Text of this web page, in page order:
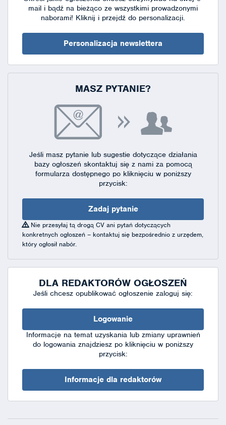
mail i bądź na bieżąco ze wszystkimi prowadzonymi
naborami! Kliknij i przejdź do personalizacji.
Personalizacja newslettera
MASZ PYTANIE?
Jeśli masz pytanie lub sugestie dotyczące działania
bazy ogłoszeń skontaktuj się z nami za pomocą
formularza dostępnegopo kliknięciu w poniższy
przycisk:
Zadaj pytanie
Nie przesyłaj tą drogą CV ani pytań dotyczących
konkretnych ogłoszeń – kontaktuj się bezpośrednio z urzędem,
który ogłosił nabór.
DLA REDAKTORÓW OGŁOSZEŃ
Jeśli chcesz opublikować ogłoszenie zaloguj się:
Logowanie
Informacje na temat uzyskania lub zmiany uprawnień
do logowania znajdziesz po kliknięciu w poniższy
przycisk:
Informacje dla redaktorów